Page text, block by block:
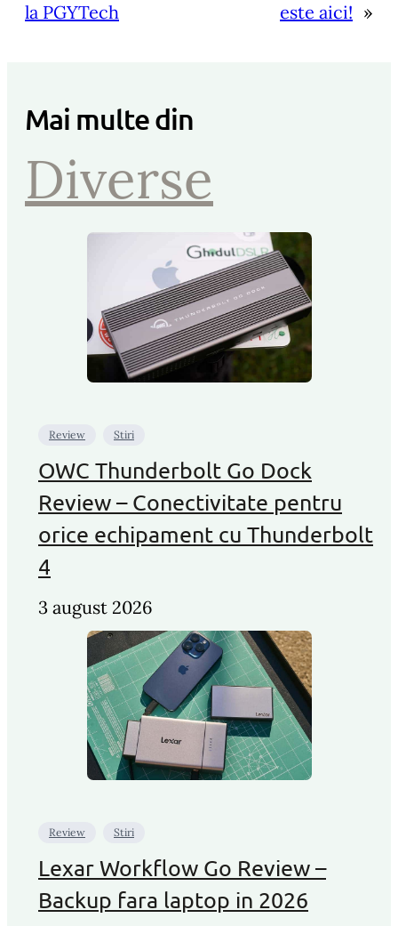
la PGYTech
este aici! »
Mai multe din
Diverse
Review Stiri
OWC Thunderbolt Go Dock
Review – Conectivitate pentru
orice echipament cu Thunderbolt
4
3 august 2026
Review Stiri
Lexar Workflow Go Review –
Backup fara laptop in 2026